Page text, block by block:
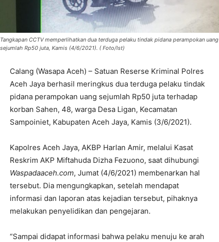
Tangkapan CCTV memperlihatkan dua terduga pelaku tindak pidana perampokan uang
sejumlah Rp50 juta, Kamis (4/6/2021). ( Foto/Ist)
Calang (Wasapa Aceh) – Satuan Reserse Kriminal Polres
Aceh Jaya berhasil meringkus dua terduga pelaku tindak
pidana perampokan uang sejumlah Rp50 juta terhadap
korban Sahen, 48, warga Desa Ligan, Kecamatan
Sampoiniet, Kabupaten Aceh Jaya, Kamis (3/6/2021).
Kapolres Aceh Jaya, AKBP Harlan Amir, melalui Kasat
Reskrim AKP Miftahuda Dizha Fezuono, saat dihubungi
Waspadaaceh.com, Jumat (4/6/2021) membenarkan hal
tersebut. Dia mengungkapkan, setelah mendapat
informasi dan laporan atas kejadian tersebut, pihaknya
melakukan penyelidikan dan pengejaran.
“Sampai didapat informasi bahwa pelaku menuju ke arah